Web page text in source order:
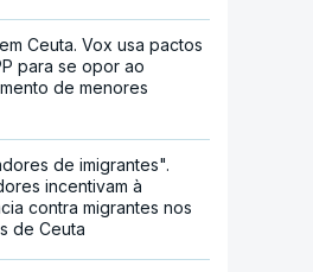
Ceuta. Vox usa pactos
para se opor ao
de menores
de imigrantes".
incentivam à
contra migrantes nos
de Ceuta